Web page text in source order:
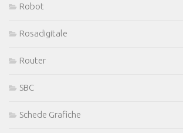
Robot
Rosadigitale
Router
SBC
Schede Grafiche